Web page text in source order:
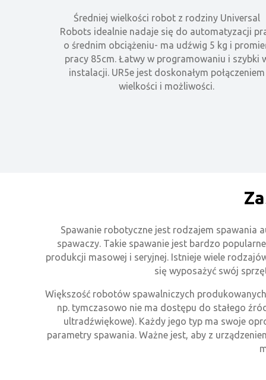
Średniej wielkości robot z rodziny Universal
Robots idealnie nadaje się do automatyzacji
o średnim obciążeniu- ma udźwig 5 kg i
pracy 85cm. Łatwy w programowaniu i szybki
instalacji. UR5e jest doskonałym połączeniem
wielkości i możliwości.
Spawanie robotyczne jest rodzajem
spawaczy. Takie spawanie jest bardzo
produkcji masowej i seryjnej. Istnieje wiele
się wyposażyć swój
Większość robotów spawalniczych
np. tymczasowo nie ma dostępu do stałego
ultradźwiękowe). Każdy jego typ ma swoje
parametry spawania. Ważne jest, aby z